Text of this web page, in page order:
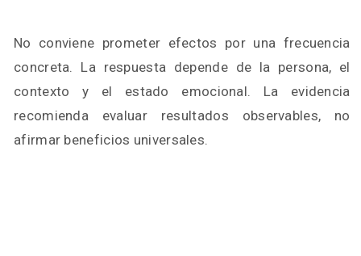
No conviene prometer efectos por una frecuencia
concreta. La respuesta depende de la persona, el
contexto y el estado emocional. La evidencia
recomienda evaluar resultados observables, no
afirmar beneficios universales.